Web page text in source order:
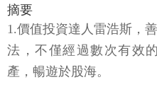
摘要
1.價值投資達人雷浩斯，
法，不僅經過數次有效
產，暢遊於股海。